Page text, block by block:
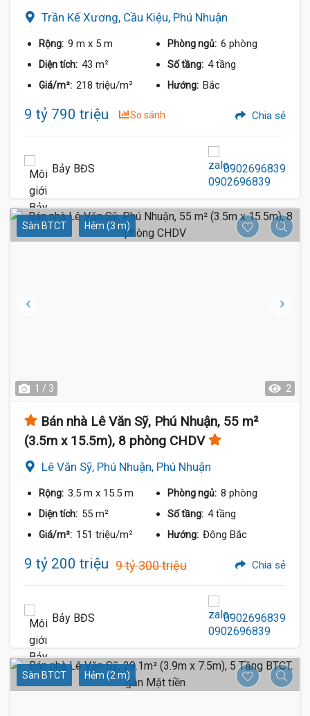
Trần Kế Xương, Cầu Kiệu, Phú Nhuận
Rộng: 9 m x 5 m Phòng ngủ: 6 phòng
Diện tích: 43 m² Số tầng: 4 tầng
Giá/m²: 218 triệu/m² Hướng: Bắc
9 tỷ 790 triệu So sánh Chia sẻ
Bảy BĐS 0902696839
Sàn BTCT Hẻm (3 m)
1 / 3 2
Bán nhà Lê Văn Sỹ, Phú Nhuận, 55 m²
(3.5m x 15.5m), 8 phòng CHDV
Lê Văn Sỹ, Phú Nhuận, Phú Nhuận
Rộng: 3.5 m x 15.5 m Phòng ngủ: 8 phòng
Diện tích: 55 m² Số tầng: 4 tầng
Giá/m²: 151 triệu/m² Hướng: Đông Bắc
9 tỷ 200 triệu 9 tỷ 300 triệu Chia sẻ
Bảy BĐS 0902696839
Sàn BTCT Hẻm (2 m)